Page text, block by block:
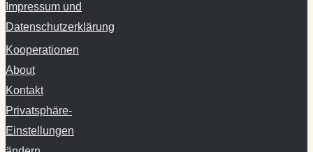
Impressum und
Datenschutzerklärung
Kooperationen
About
Kontakt
Privatsphäre-
Einstellungen